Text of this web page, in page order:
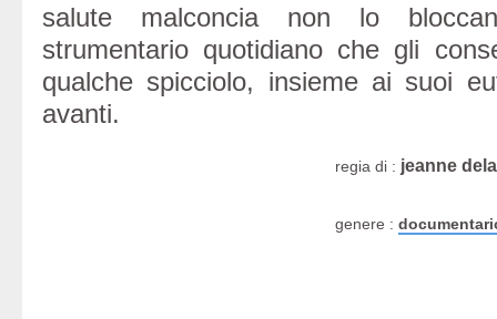
salute malconcia non lo
strumentario quotidiano che gli
qualche spicciolo, insieme ai suoi
avanti.
regia di : jeanne
genere :